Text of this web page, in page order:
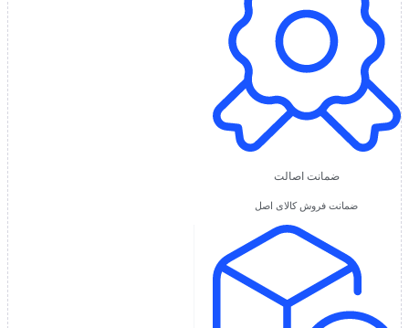
ضمانت اصالت
ضمانت فروش کالای اصل